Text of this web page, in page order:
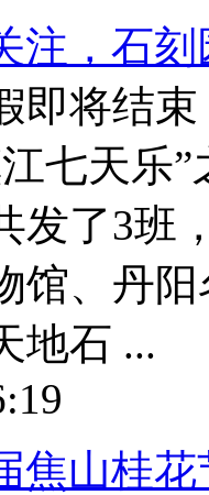
注，石
即将结
七天乐
发了3班
馆、丹
地石 ...
焦山桂花